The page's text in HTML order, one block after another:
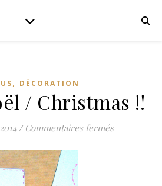
, DÉCORATION
/ Christmas !!
/ Commentaires ferméssur J – 4 …